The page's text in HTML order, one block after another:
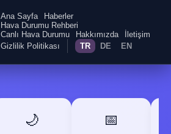
Ana Sayfa
Haberler
Hava Durumu Rehberi
Canlı Hava Durumu
Hakkımızda
İletişim
Gizlilik Politikası
TR DE EN
🌙 📅